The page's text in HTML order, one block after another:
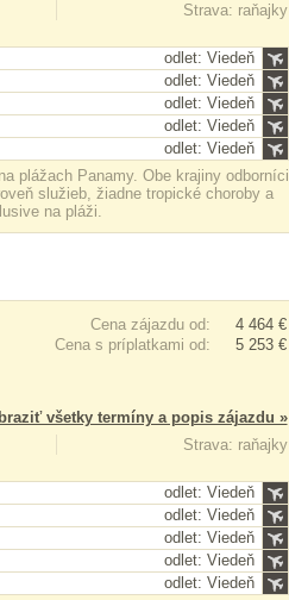
Strava: raňajky
odlet: Viedeň
odlet: Viedeň
odlet: Viedeň
odlet: Viedeň
odlet: Viedeň
plážach Panamy. Obe krajiny odborníci
služieb, žiadne tropické choroby a
na pláži.
Cena zájazdu od:
4 464 €
Cena s príplatkami od:
5 253 €
všetky termíny a popis zájazdu »
Strava: raňajky
odlet: Viedeň
odlet: Viedeň
odlet: Viedeň
odlet: Viedeň
odlet: Viedeň